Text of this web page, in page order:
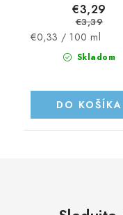
Skladom
€3,29
€3,39
Jednotková
€0,33 / 100 ml
DO KOŠÍKA